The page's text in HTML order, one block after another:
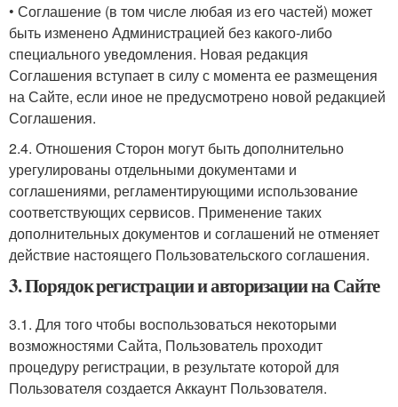
• Соглашение (в том числе любая из его частей) может
быть изменено Администрацией без какого-либо
специального уведомления. Новая редакция
Соглашения вступает в силу с момента ее размещения
на Сайте, если иное не предусмотрено новой редакцией
Соглашения.
2.4. Отношения Сторон могут быть дополнительно
урегулированы отдельными документами и
соглашениями, регламентирующими использование
соответствующих сервисов. Применение таких
дополнительных документов и соглашений не отменяет
действие настоящего Пользовательского соглашения.
3. Порядок регистрации и авторизации на Сайте
3.1. Для того чтобы воспользоваться некоторыми
возможностями Сайта, Пользователь проходит
процедуру регистрации, в результате которой для
Пользователя создается Аккаунт Пользователя.